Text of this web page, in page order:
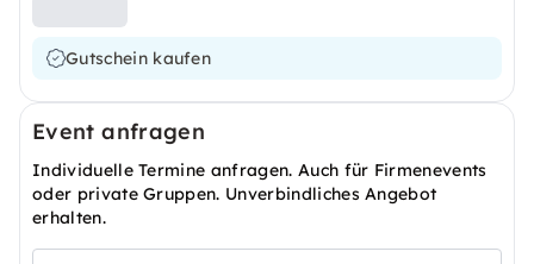
Gutschein kaufen
Event anfragen
Individuelle Termine anfragen. Auch für Firmenevents
oder private Gruppen. Unverbindliches Angebot
erhalten.